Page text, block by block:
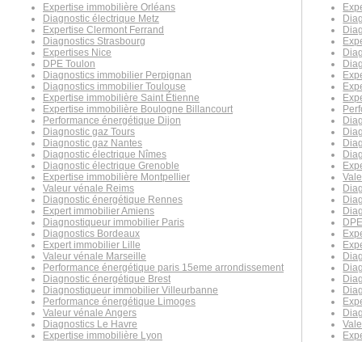
Expertise immobilière Orléans
Diagnostic électrique Metz
Expertise Clermont Ferrand
Diagnostics Strasbourg
Expertises Nice
DPE Toulon
Diagnostics immobilier Perpignan
Diagnostics immobilier Toulouse
Expertise immobilière Saint Étienne
Expertise immobilière Boulogne Billancourt
Performance énergétique Dijon
Diagnostic gaz Tours
Diagnostic gaz Nantes
Diagnostic électrique Nîmes
Diagnostic électrique Grenoble
Expertise immobilière Montpellier
Valeur vénale Reims
Diagnostic énergétique Rennes
Expert immobilier Amiens
Diagnostiqueur immobilier Paris
Diagnostics Bordeaux
Expert immobilier Lille
Valeur vénale Marseille
Performance énergétique paris 15eme arrondissement
Diagnostic énergétique Brest
Diagnostiqueur immobilier Villeurbanne
Performance énergétique Limoges
Valeur vénale Angers
Diagnostics Le Havre
Expertise immobilière Lyon